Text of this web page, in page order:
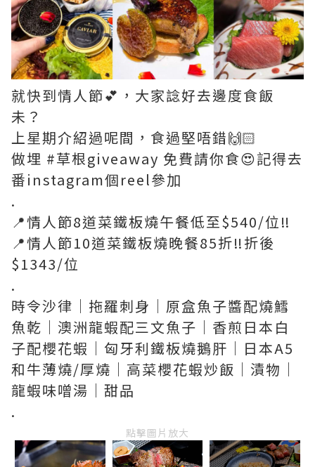
就快到情人節💕，大家諗好去邊度食飯
未？
上星期介紹過呢間，食過堅唔錯🙌🏻
做埋 #草根giveaway 免費請你食😍記得去
番instagram個reel參加
.
📍情人節8道菜鐵板燒午餐低至$540/位‼️
📍情人節10道菜鐵板燒晚餐85折‼️折後
$1343/位
.
時令沙律｜拖羅刺身｜原盒魚子醬配燒鱈
魚乾｜澳洲龍蝦配三文魚子｜香煎日本白
子配櫻花蝦｜匈牙利鐵板燒鵝肝｜日本A5
和牛薄燒/厚燒｜高菜櫻花蝦炒飯｜漬物｜
龍蝦味噌湯｜甜品
.
點擊圖片放大